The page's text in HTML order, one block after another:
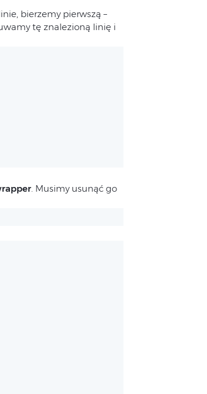
bierzemy pierwszą –
tę znalezioną linię i
. Musimy usunąć go